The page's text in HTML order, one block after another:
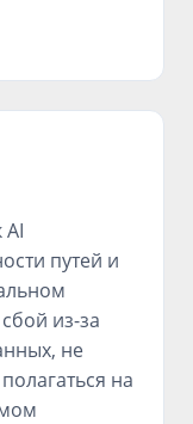
AI
путей и
из-за
не
на